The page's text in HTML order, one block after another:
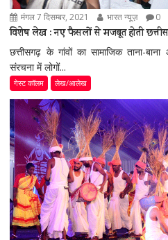
मंगल 7 दिसम्बर, 2021 भारत न्यूज़ 0
विशेष लेख : नए फैसलों से मजबूत होती
छत्तीसगढ़ के गांवों का सामाजिक ताना-
संरचना में लोगों...
गेस्ट कॉलम लेख/आलेख